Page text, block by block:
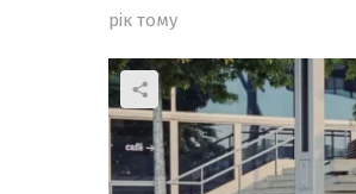
рік тому